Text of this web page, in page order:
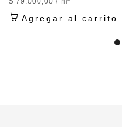
Agregar al carrito